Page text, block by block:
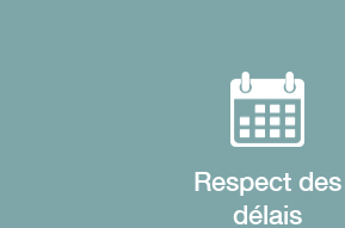
Respect des
délais